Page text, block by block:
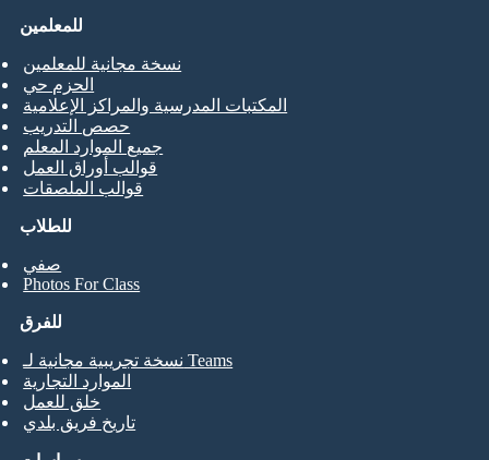
للطلاب
صفي
Photos For Class
للمعلمين
نسخة مجانية للمعلمين
الحزم حي
المكتبات المدرسية والمراكز الإعلامية
حصص التدريب
جميع الموارد المعلم
قوالب أوراق العمل
قوالب الملصقات
للفرق
نسخة تجريبية مجانية لـ Teams
الموارد التجارية
خلق للعمل
تاريخ فريق بلدي